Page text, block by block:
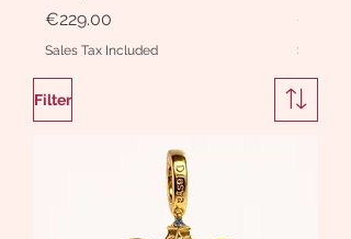
Price
€229.00
Sales Tax Included
Price
Sales
Filter